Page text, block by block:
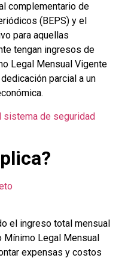
complementario de
(BEPS) y el
para aquellas
tengan ingresos de
Legal Mensual Vigente
parcial a un
sistema de seguridad
el ingreso total mensual
Mínimo Legal Mensual
expensas y costos